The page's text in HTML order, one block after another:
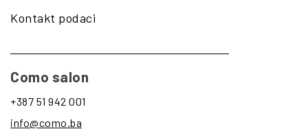
Kontakt podaci
Como salon
+387 51 942 001
info@como.ba